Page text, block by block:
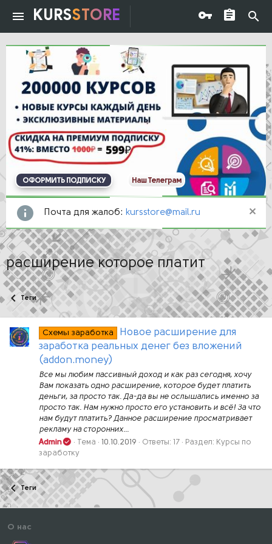
KURSSTORE
ОФОРМИТЬ ПОДПИСКУ Наш Телеграм
Почта для жалоб: kursstore@mail.ru
расширение которое платит
Теги
Схемы заработка
Новое расширение для
заработка реальных денег без вложений
(addon.money)
Все мы любим пассивный доход и как раз сегодня, хочу
Вам показать одно расширение, которое будет платить
деньги, за просто так. Да-да вы не ослышались именно за
просто так. Нам нужно просто его установить и всё! За что
нам будут платить? Данное расширение просматривает
рекламу на сторонних...
Admin
Тема 10.10.2019 Ответы: 17 Раздел: Курсы по
заработку
Теги
О нас